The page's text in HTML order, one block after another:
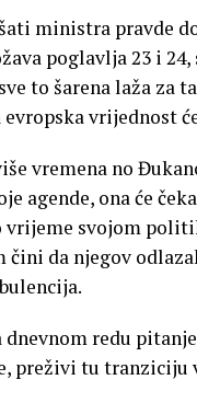
ministra pravde
poglavlja 23 i
to šarena laža
evropska vrijednost
vremena no
agende, ona će
svojom
čini da njegov
redu
preživi tu tranziciju